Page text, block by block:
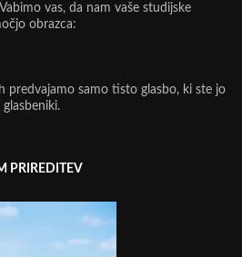
vas, da nam vaše studijske
obrazca:
predvajamo samo tisto glasbo, ki ste jo
PRIREDITEV